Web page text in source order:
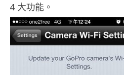
4 大功能。